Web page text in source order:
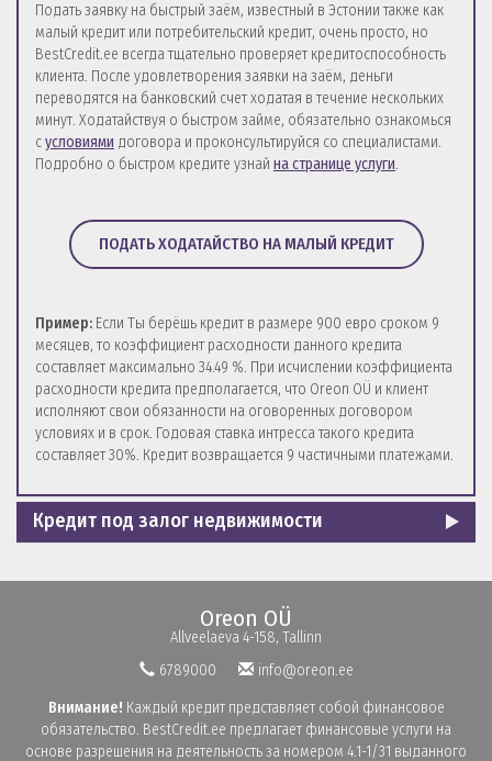
Подать заявку на быстрый заём, известный в Эстонии также как
малый кредит или потребительский кредит, очень просто, но
BestCredit.ee всегда тщательно проверяет кредитоспособность
клиента. После удовлетворения заявки на заём, деньги
переводятся на банковский счет ходатая в течение нескольких
минут. Ходатайствуя о быстром займе, обязательно ознакомься
сусловиями договора и проконсультируйся со специалистами.
Подробно о быстром кредите узнай на странице услуги.
ПОДАТЬ ХОДАТАЙСТВО НА МАЛЫЙ КРЕДИТ
Пример: Если Ты берёшь кредит в размере 900 евро сроком 9
месяцев, то коэффициент расходности данного кредита
составляет максимально 34.49 %. При исчислении коэффициента
расходности кредита предполагается, что Oreon OÜ и клиент
исполняют свои обязанности на оговоренных договором
условиях и в срок. Годовая ставка интресса такого кредита
составляет 30%. Кредит возвращается 9 частичными платежами.
Кредит под залог недвижимости
Oreon OÜ
Allveelaeva 4-158, Tallinn
6789000
info@oreon.ee
Внимание! Каждый кредит представляет собой финансовое
обязательство. BestCredit.ee предлагает финансовые услуги на
основе разрешения на деятельность за номером 4.1-1/31 выданного